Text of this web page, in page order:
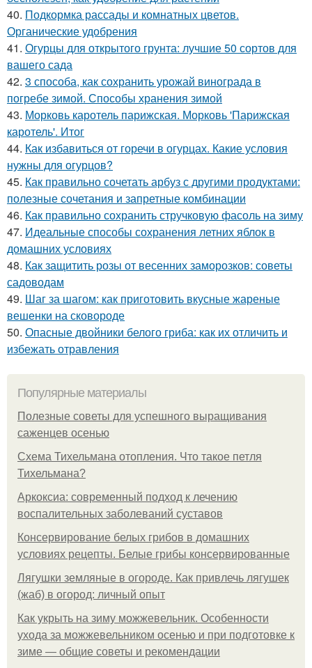
40. Подкормка рассады и комнатных цветов.
Органические удобрения
41. Огурцы для открытого грунта: лучшие 50 сортов для
вашего сада
42. 3 способа, как сохранить урожай винограда в
погребе зимой. Способы хранения зимой
43. Морковь каротель парижская. Морковь 'Парижская
каротель'. Итог
44. Как избавиться от горечи в огурцах. Какие условия
нужны для огурцов?
45. Как правильно сочетать арбуз с другими продуктами:
полезные сочетания и запретные комбинации
46. Как правильно сохранить стручковую фасоль на зиму
47. Идеальные способы сохранения летних яблок в
домашних условиях
48. Как защитить розы от весенних заморозков: советы
садоводам
49. Шаг за шагом: как приготовить вкусные жареные
вешенки на сковороде
50. Опасные двойники белого гриба: как их отличить и
избежать отравления
Популярные материалы
Полезные советы для успешного выращивания
саженцев осенью
Схема Тихельмана отопления. Что такое петля
Тихельмана?
Аркоксиа: современный подход к лечению
воспалительных заболеваний суставов
Консервирование белых грибов в домашних
условиях рецепты. Белые грибы консервированные
Лягушки земляные в огороде. Как привлечь лягушек
(жаб) в огород: личный опыт
Как укрыть на зиму можжевельник. Особенности
ухода за можжевельником осенью и при подготовке к
зиме — общие советы и рекомендации